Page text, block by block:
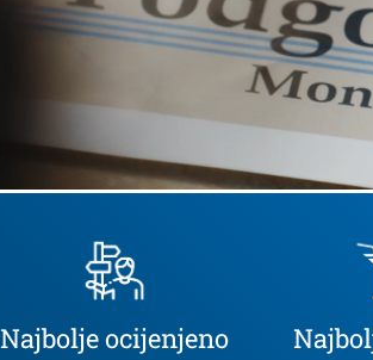
Najbolje ocijenjeno